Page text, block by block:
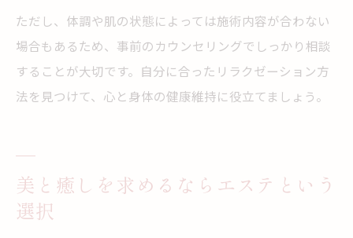
ただし、体調や肌の状態によっては施術内容が合わない
場合もあるため、事前のカウンセリングでしっかり相談
することが大切です。自分に合ったリラクゼーション方
法を見つけて、心と身体の健康維持に役立てましょう。
美と癒しを求めるならエステという
選択